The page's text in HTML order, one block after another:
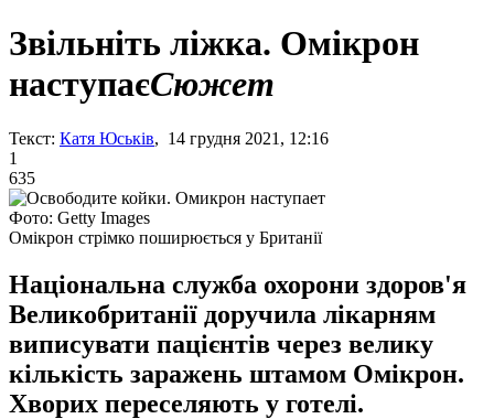
Звільніть ліжка. Омікрон
наступаєСюжет
Текст: Катя Юськів, 14 грудня 2021, 12:16
1
635
Фото: Getty Images
Омікрон стрімко поширюється у Британії
Національна служба охорони здоров'я
Великобританії доручила лікарням
виписувати пацієнтів через велику
кількість заражень штамом Омікрон.
Хворих переселяють у готелі.